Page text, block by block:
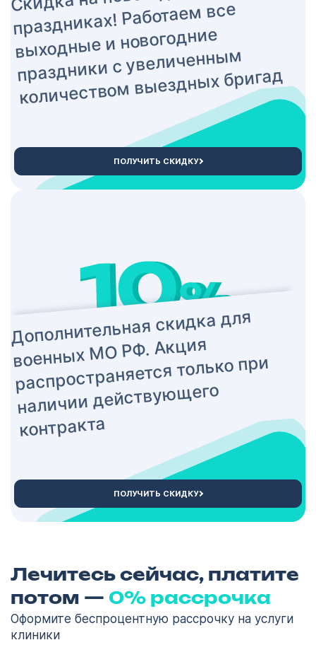
праздниках! Работаем все
выходные и новогодние
праздники с увеличенным
количеством выездных бригад
ПОЛУЧИТЬ СКИДКУ
Дополнительная скидка для
военных МО РФ. Акция
распространяется только при
наличии действующего
контракта
ПОЛУЧИТЬ СКИДКУ
Лечитесь сейчас, платите
потом — 0% рассрочка
Оформите беспроцентную рассрочку на услуги
клиники
ОСТАВИТЬ ЗАЯВКУ
конфиденциальности
123
Кодирование
алкоголизма
Липецк
политикой
конфиденциальности